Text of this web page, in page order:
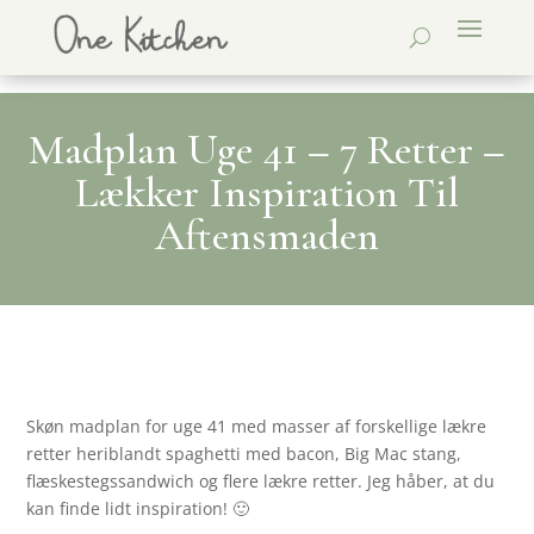
Madplan Uge 41 – 7 Retter –
Lækker Inspiration Til
Aftensmaden
Skøn madplan for uge 41 med masser af forskellige lækre
retter heriblandt spaghetti med bacon, Big Mac stang,
flæskestegssandwich og flere lækre retter. Jeg håber, at du
kan finde lidt inspiration! 🙂